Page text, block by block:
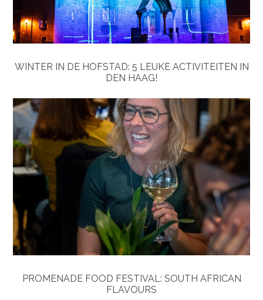
WINTER IN DE HOFSTAD: 5 LEUKE ACTIVITEITEN IN
DEN HAAG!
PROMENADE FOOD FESTIVAL: SOUTH AFRICAN
FLAVOURS